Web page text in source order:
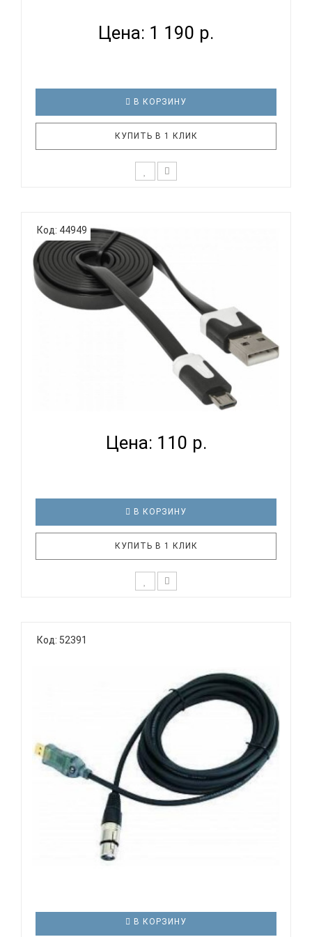
Цена: 1 190 р.
В КОРЗИНУ
КУПИТЬ В 1 КЛИК
клавиши высотой всего 2 мм Многоуровневая
система экономии энергии Набор проработает
дольше без замены батарей Батарейки (в
комплекте) Индикаторы Num Lo..
Код: 44949
DEFENDER ACH01-03P - ЦИФРОВОЙ КАБЕЛЬ...
Цена: 110 р.
В КОРЗИНУ
КУПИТЬ В 1 КЛИК
периферийных устройств к ПК Подходит для
навигаторов, видеорегистраторов и других уст..
Код: 52391
PROAUDIO XLR1F-USB - ЦИФРОВОЙ КАБЕЛЬ...
Цена: 2 289 р.
В КОРЗИНУ